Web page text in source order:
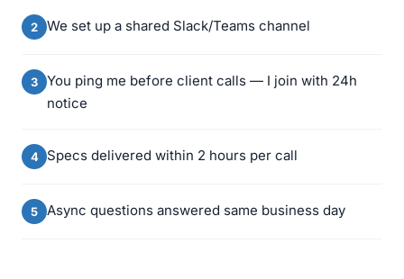
We set up a shared Slack/Teams channel
You ping me before client calls — I join with 24h
notice
Specs delivered within 2 hours per call
Async questions answered same business day